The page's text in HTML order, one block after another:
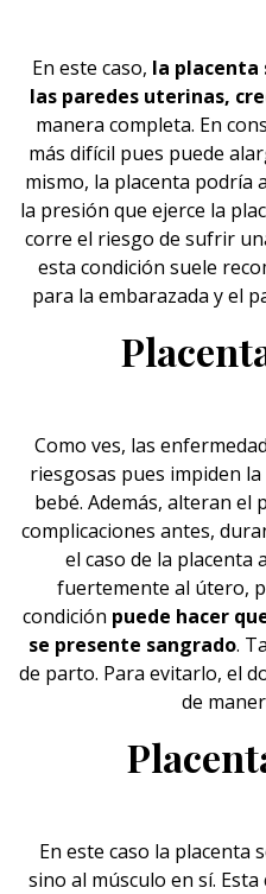
En este caso, la placenta
las paredes uterinas,
manera completa. En
más difícil pues puede
mismo, la placenta podría
la presión que ejerce la
corre el riesgo de sufrir
esta condición suele
para la embarazada y el
Como ves, las
riesgosas pues impiden
bebé. Además, alteran el
complicaciones antes,
el caso de la placenta
fuertemente al útero,
condición puede hacer
se presente sangrado.
de parto. Para evitarlo, el
de
En este caso la placenta
sino al músculo en sí.